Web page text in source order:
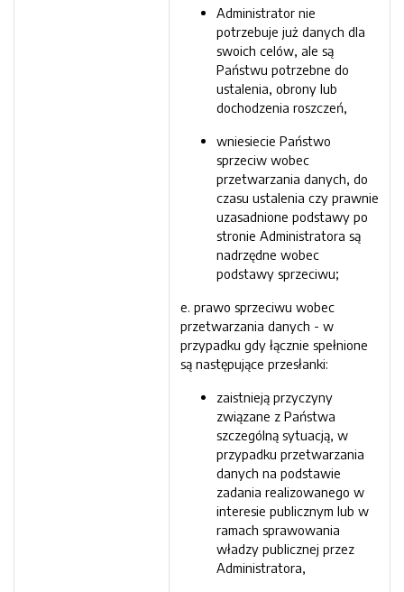
Administrator nie
potrzebuje już danych dla
swoich celów, ale są
Państwu potrzebne do
ustalenia, obrony lub
dochodzenia roszczeń,
wniesiecie Państwo
sprzeciw wobec
przetwarzania danych, do
czasu ustalenia czy prawnie
uzasadnione podstawy po
stronie Administratora są
nadrzędne wobec
podstawy sprzeciwu;
e. prawo sprzeciwu wobec
przetwarzania danych - w
przypadku gdy łącznie spełnione
są następujące przesłanki:
zaistnieją przyczyny
związane z Państwa
szczególną sytuacją, w
przypadku przetwarzania
danych na podstawie
zadania realizowanego w
interesie publicznym lub w
ramach sprawowania
władzy publicznej przez
Administratora,